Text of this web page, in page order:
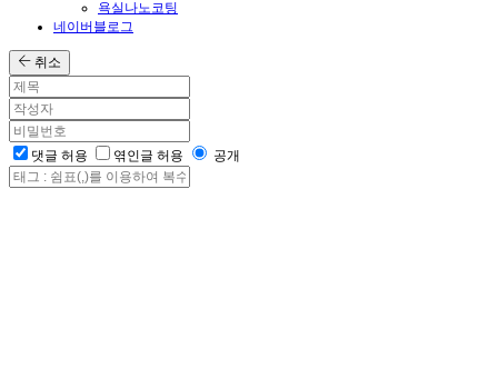
욕실나노코팅
네이버블로그
취소
댓글 허용 엮인글 허용 공개